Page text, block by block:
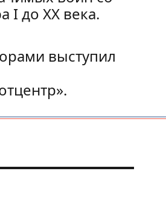
I до XX века.
выступил